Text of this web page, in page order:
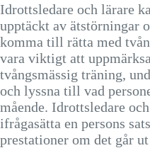
Idrottsledare och lärare
upptäckt av ätstörningar
komma till rätta med
vara viktigt att
tvångsmässig träning,
och lyssna till vad
mående. Idrottsledare
ifrågasätta en persons
prestationer om det går